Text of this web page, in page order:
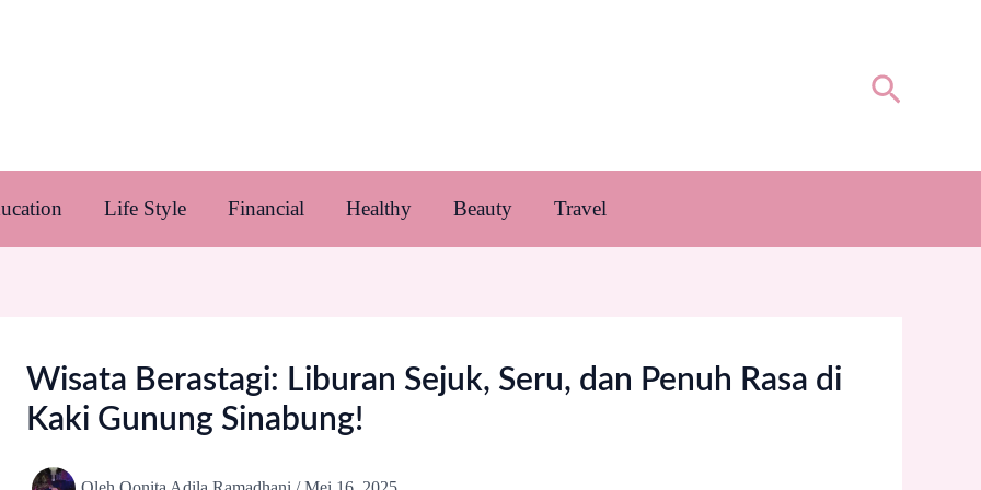
Cari
Life Style Financial Healthy Beauty Travel
Wisata Berastagi: Liburan Sejuk, Seru, dan Penuh Rasa di
Kaki Gunung Sinabung!